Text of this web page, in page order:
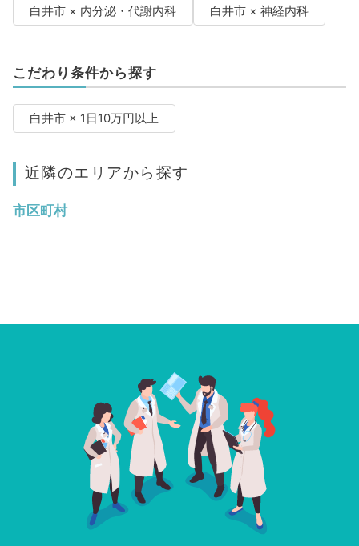
白井市 × 内分泌・代謝内科
白井市 × 神経内科
こだわり条件から探す
白井市 × 1日10万円以上
近隣のエリアから探す
市区町村